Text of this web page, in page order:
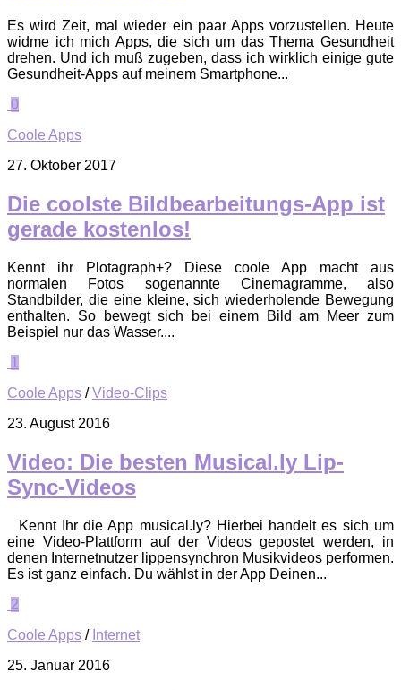
Es wird Zeit, mal wieder ein paar Apps vorzustellen. Heute
widme ich mich Apps, die sich um das Thema Gesundheit
drehen. Und ich muß zugeben, dass ich wirklich einige gute
Gesundheit-Apps auf meinem Smartphone...
0
Coole Apps
27. Oktober 2017
Die coolste Bildbearbeitungs-App ist
gerade kostenlos!
Kennt ihr Plotagraph+? Diese coole App macht aus
normalen Fotos sogenannte Cinemagramme, also
Standbilder, die eine kleine, sich wiederholende Bewegung
enthalten. So bewegt sich bei einem Bild am Meer zum
Beispiel nur das Wasser....
1
Coole Apps /Video-Clips
23. August 2016
Video: Die besten Musical.ly Lip-
Sync-Videos
Kennt Ihr die App musical.ly? Hierbei handelt es sich um
eine Video-Plattform auf der Videos gepostet werden, in
denen Internetnutzer lippensynchron Musikvideos performen.
Es ist ganz einfach. Du wählst in der App Deinen...
2
Coole Apps / Internet
25. Januar 2016